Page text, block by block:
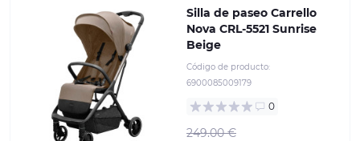
Silla de paseo Carrello
Nova CRL-5521 Sunrise
Beige
Código de producto:
6900085009179
0
249.00 €